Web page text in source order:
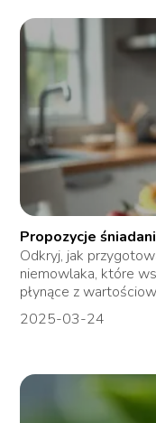
Propozycje
Odkryj, jak
niemowlaka, które
płynące z
2025-03-24